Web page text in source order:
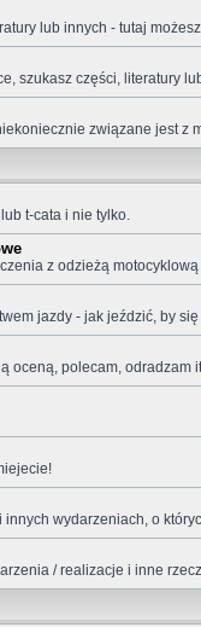
lub innych - tutaj
szukasz części, literatury
związane jest z
t-cata i nie tylko.
z odzieżą
jazdy - jak jeździć, by
oceną, polecam, odradzam
wydarzeniach, o
/ realizacje i inne